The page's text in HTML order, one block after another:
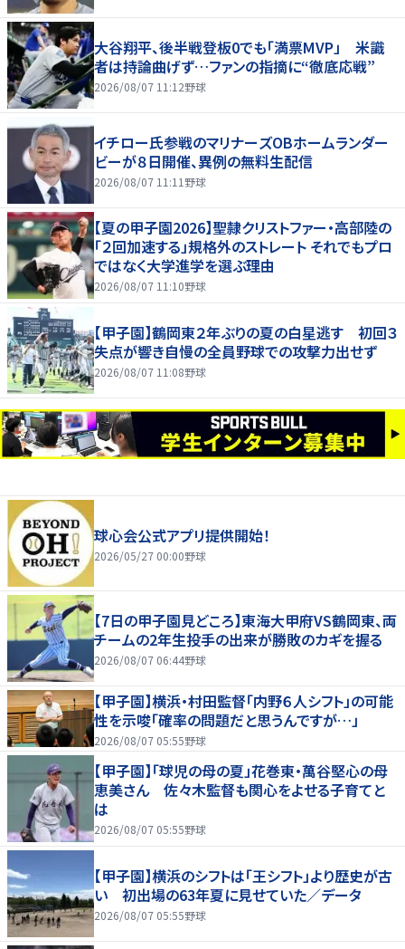
大谷翔平、後半戦登板0でも「満票MVP」 米識
者は持論曲げず…ファンの指摘に“徹底応戦”
2026/08/07 11:12野球
イチロー氏参戦のマリナーズOBホームランダー
ビーが８日開催、異例の無料生配信
2026/08/07 11:11 野球
【夏の甲子園2026】聖隷クリストファー・高部陸の
「２回加速する」規格外のストレート それでもプロ
ではなく大学進学を選ぶ理由
2026/08/07 11:10野球
【甲子園】鶴岡東２年ぶりの夏の白星逃す 初回３
失点が響き自慢の全員野球での攻撃力出せず
2026/08/07 11:08野球
球心会公式アプリ提供開始！
2026/05/27 00:00野球
【7日の甲子園見どころ】東海大甲府VS鶴岡東、両
チームの2年生投手の出来が勝敗のカギを握る
2026/08/07 06:44野球
【甲子園】横浜・村田監督「内野６人シフト」の可能
性を示唆「確率の問題だと思うんですが…」
2026/08/07 05:55野球
【甲子園】「球児の母の夏」花巻東・萬谷堅心の母
恵美さん 佐々木監督も関心をよせる子育てと
は
2026/08/07 05:55野球
【甲子園】横浜のシフトは「王シフト」より歴史が古
い 初出場の63年夏に見せていた／データ
2026/08/07 05:55野球